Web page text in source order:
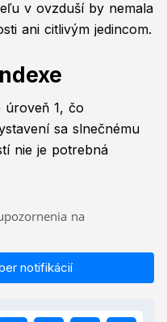
v ovzduší by nemala
ani citlivým jedincom.
úroveň 1, čo
sa slnečnému
nie je potrebná
na
notifikácií